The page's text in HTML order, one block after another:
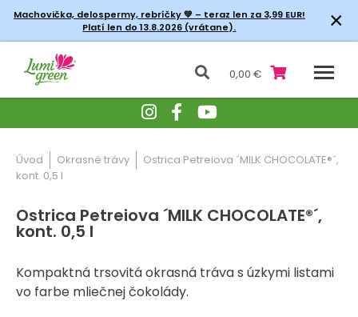
Machovička, delospermy, rebríčky💚 – teraz len za 3,99 EUR!
Platí len do 13.8.2026 (vrátane).
×
0,00 €
Úvod Okrasné trávy
Ostrica Petreiova ´MILK CHOCOLATE®´,
kont. 0,5 l
Ostrica Petreiova ´MILK CHOCOLATE®´,
kont. 0,5 l
Kompaktná trsovitá okrasná tráva s úzkymi listami
vo farbe mliečnej čokolády.